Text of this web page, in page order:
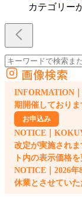
カテゴリー
外部サイトの商品をカ
他のサイトで見つけた商品
画像検索
INFORMATION
期開催しておりま
お申込み
NOTICE｜
改定が実施され
ト内の表示価格
NOTICE｜2026年
休業とさせていた